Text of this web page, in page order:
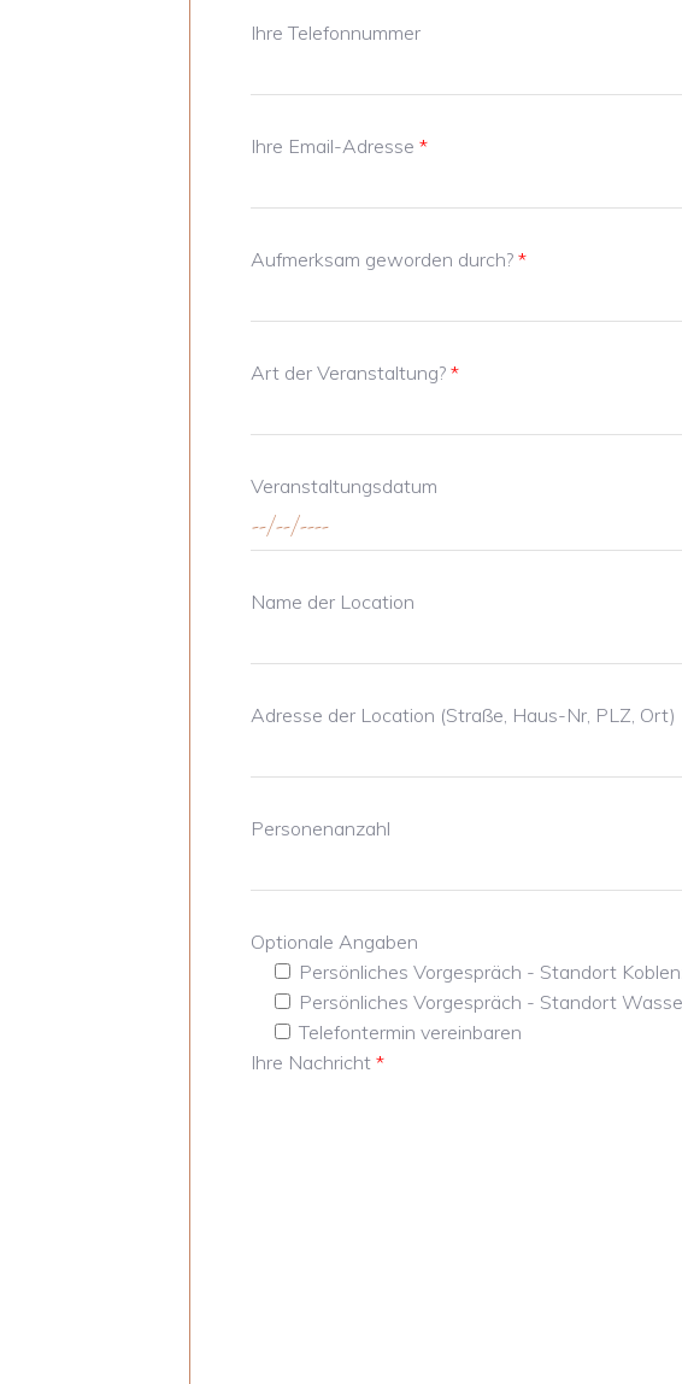
Ihre Telefonnummer
Ihre Email-Adresse *
Aufmerksam geworden durch? *
Art der Veranstaltung? *
Veranstaltungsdatum
Name der Location
Adresse der Location (Straße, Haus-Nr, PLZ, Ort)
Personenanzahl
Optionale Angaben
Persönliches Vorgespräch - Standort
Persönliches Vorgespräch - Standort
Telefontermin vereinbaren
Ihre Nachricht *